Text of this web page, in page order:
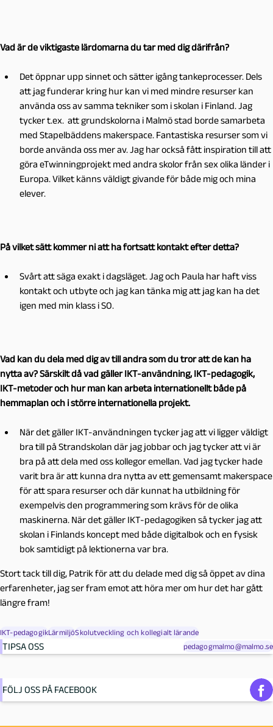
Vad är de viktigaste lärdomarna du tar med dig därifrån?
Det öppnar upp sinnet och sätter igång tankeprocesser. Dels
att jag funderar kring hur kan vi med mindre resurser kan
använda oss av samma tekniker som i skolan i Finland. Jag
tycker t.ex. att grundskolorna i Malmö stad borde samarbeta
med Stapelbäddens makerspace. Fantastiska resurser som vi
borde använda oss mer av. Jag har också fått inspiration till att
göra eTwinningprojekt med andra skolor från sex olika länder i
Europa. Vilket känns väldigt givande för både mig och mina
elever.
På vilket sätt kommer ni att ha fortsatt kontakt efter detta?
Svårt att säga exakt i dagsläget. Jag och Paula har haft viss
kontakt och utbyte och jag kan tänka mig att jag kan ha det
igen med min klass i SO.
Vad kan du dela med dig av till andra som du tror att de kan ha
nytta av? Särskilt då vad gäller IKT-användning, IKT-pedagogik,
IKT-metoder och hur man kan arbeta internationellt både på
hemmaplan och i större internationella projekt.
När det gäller IKT-användningen tycker jag att vi ligger väldigt
bra till på Strandskolan där jag jobbar och jag tycker att vi är
bra på att dela med oss kollegor emellan. Vad jag tycker hade
varit bra är att kunna dra nytta av ett gemensamt makerspace
för att spara resurser och där kunnat ha utbildning för
exempelvis den programmering som krävs för de olika
maskinerna. När det gäller IKT-pedagogiken så tycker jag att
skolan i Finlands koncept med både digitalbok och en fysisk
bok samtidigt på lektionerna var bra.
Stort tack till dig, Patrik för att du delade med dig så öppet av dina
erfarenheter, jag ser fram emot att höra mer om hur det har gått
längre fram!
IKT-pedagogikLärmiljöSkolutveckling och kollegialt lärande
TIPSA OSS pedagogmalmo@malmo.se
FÖLJ OSS PÅ FACEBOOK